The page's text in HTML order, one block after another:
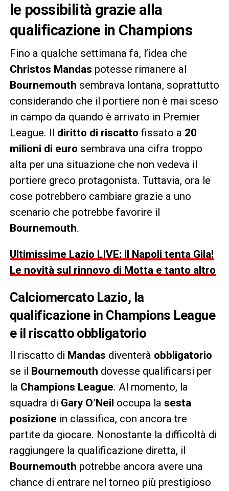
le possibilità grazie alla
qualificazione in Champions
Fino a qualche settimana fa, l’idea che
Christos Mandas potesse rimanere al
Bournemouth sembrava lontana, soprattutto
considerando che il portiere non è mai sceso
in campo da quando è arrivato in Premier
League. Il diritto di riscatto fissato a 20
milioni di euro sembrava una cifra troppo
alta per una situazione che non vedeva il
portiere greco protagonista. Tuttavia, ora le
cose potrebbero cambiare grazie a uno
scenario che potrebbe favorire il
Bournemouth.
Ultimissime Lazio LIVE: il Napoli tenta Gila!
Le novità sul rinnovo di Motta e tanto altro
Calciomercato Lazio, la
qualificazione in Champions League
e il riscatto obbligatorio
Il riscatto di Mandas diventerà obbligatorio
se il Bournemouth dovesse qualificarsi per
la Champions League. Al momento, la
squadra di Gary O’Neil occupa la sesta
posizione in classifica, con ancora tre
partite da giocare. Nonostante la difficoltà di
raggiungere la qualificazione diretta, il
Bournemouth potrebbe ancora avere una
chance di entrare nel torneo più prestigioso